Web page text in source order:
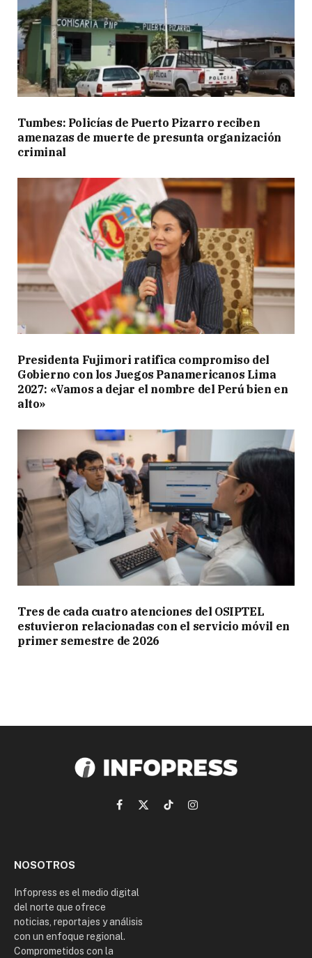
Tumbes: Policías de Puerto Pizarro reciben
amenazas de muerte de presunta organización
criminal
Presidenta Fujimori ratifica compromiso del
Gobierno con los Juegos Panamericanos Lima
2027: «Vamos a dejar el nombre del Perú bien en
alto»
Tres de cada cuatro atenciones del OSIPTEL
estuvieron relacionadas con el servicio móvil en
primer semestre de 2026
Facebook
X
TikTokInstagram
NOSOTROS
Infopress es el medio digital
del norte que ofrece
noticias, reportajes y análisis
con un enfoque regional.
Comprometidos con la